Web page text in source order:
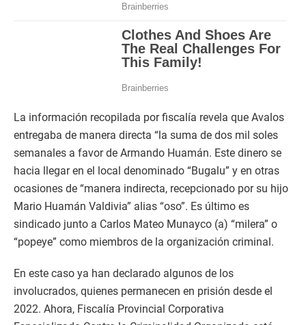
La información recopilada por fiscalía revela que Avalos
entregaba de manera directa “la suma de dos mil soles
semanales a favor de Armando Huamán. Este dinero se
hacia llegar en el local denominado “Bugalu” y en otras
ocasiones de “manera indirecta, recepcionado por su hijo
Mario Huamán Valdivia” alias “oso”. Es último es
sindicado junto a Carlos Mateo Munayco (a) “milera” o
“popeye” como miembros de la organización criminal.
En este caso ya han declarado algunos de los
involucrados, quienes permanecen en prisión desde el
2022. Ahora, Fiscalía Provincial Corporativa